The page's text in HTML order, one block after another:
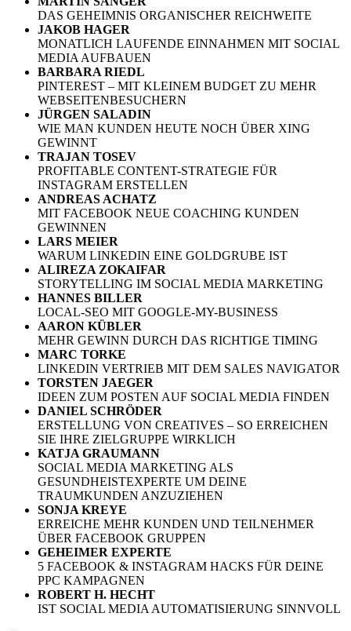
DAS GEHEIMNIS ORGANISCHER REICHWEITE
JAKOB HAGER
MONATLICH LAUFENDE EINNAHMEN MIT SOCIAL
MEDIA AUFBAUEN
BARBARA RIEDL
PINTEREST – MIT KLEINEM BUDGET ZU MEHR
WEBSEITENBESUCHERN
JÜRGEN SALADIN
WIE MAN KUNDEN HEUTE NOCH ÜBER XING
GEWINNT
TRAJAN TOSEV
PROFITABLE CONTENT-STRATEGIE FÜR
INSTAGRAM ERSTELLEN
ANDREAS ACHATZ
MIT FACEBOOK NEUE COACHING KUNDEN
GEWINNEN
LARS MEIER
WARUM LINKEDIN EINE GOLDGRUBE IST
ALIREZA ZOKAIFAR
STORYTELLING IM SOCIAL MEDIA MARKETING
HANNES BILLER
LOCAL-SEO MIT GOOGLE-MY-BUSINESS
AARON KÜBLER
MEHR GEWINN DURCH DAS RICHTIGE TIMING
MARC TORKE
LINKEDIN VERTRIEB MIT DEM SALES NAVIGATOR
TORSTEN JAEGER
IDEEN ZUM POSTEN AUF SOCIAL MEDIA FINDEN
DANIEL SCHRÖDER
ERSTELLUNG VON CREATIVES – SO ERREICHEN
SIE IHRE ZIELGRUPPE WIRKLICH
KATJA GRAUMANN
SOCIAL MEDIA MARKETING ALS
GESUNDHEISTEXPERTE UM DEINE
TRAUMKUNDEN ANZUZIEHEN
SONJA KREYE
ERREICHE MEHR KUNDEN UND TEILNEHMER
ÜBER FACEBOOK GRUPPEN
GEHEIMER EXPERTE
5 FACEBOOK & INSTAGRAM HACKS FÜR DEINE
PPC KAMPAGNEN
ROBERT H. HECHT
IST SOCIAL MEDIA AUTOMATISIERUNG SINNVOLL